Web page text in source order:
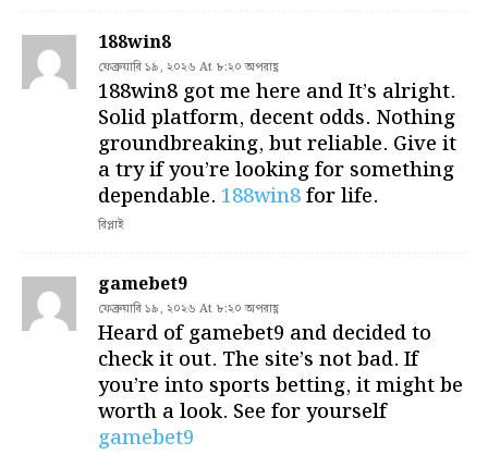
188win8
ফেব্রুয়ারি ১৯, ২০২৬ At ৮:২০ অপরাহ্ণ
188win8 got me here and It’s alright.
Solid platform, decent odds. Nothing
groundbreaking, but reliable. Give it
a try if you’re looking for something
dependable. 188win8for life.
রিপ্লাই
gamebet9
ফেব্রুয়ারি ১৯, ২০২৬ At ৮:২০ অপরাহ্ণ
Heard of gamebet9 and decided to
check it out. The site’s not bad. If
you’re into sports betting, it might be
worth a look. See for yourself
gamebet9